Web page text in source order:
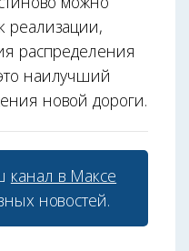
реализации,
распределения
наилучший
новой дороги.
канал в Максе
новостей.